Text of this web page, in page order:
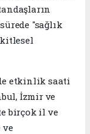
"sağlık
kitlesel
etkinlik saati
İzmir ve
birçok il ve
ve